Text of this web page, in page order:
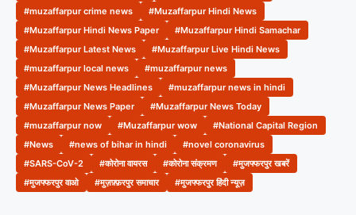
#muzaffarpur crime news
#Muzaffarpur Hindi News
#Muzaffarpur Hindi News Paper
#Muzaffarpur Hindi Samachar
#Muzaffarpur Latest News
#Muzaffarpur Live Hindi News
#muzaffarpur local news
#muzaffarpur news
#Muzaffarpur News Headlines
#muzaffarpur news in hindi
#Muzaffarpur News Paper
#Muzaffarpur News Today
#muzaffarpur now
#Muzaffarpur wow
#National Capital Region
#News
#news of bihar in hindi
#novel coronavirus
#SARS-CoV-2
#कोरोना वायरस #कोरोना संक्रमण
#मुजफ्फरपुर खबरें
#मुजफ्फरपुर वाओ
#मुज़फ़्फ़रपुर समाचार #मुजफ्फरपुर हिंदी न्यूज़